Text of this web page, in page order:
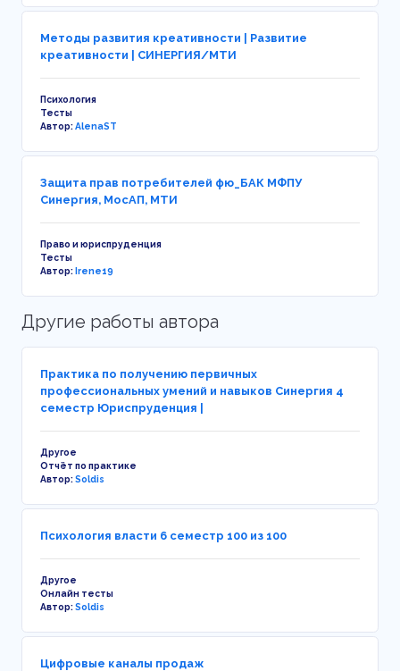
Методы развития креативности | Развитие
креативности | СИНЕРГИЯ/МТИ
Психология
Тесты
Автор:AlenaST
Защита прав потребителей фю_БАК МФПУ
Синергия, МосАП, МТИ
Право и юриспруденция
Тесты
Автор:Irene19
Другие работы автора
Практика по получению первичных
профессиональных умений и навыков Синергия 4
семестр Юриспруденция |
Другое
Отчёт по практике
Автор:Soldis
Психология власти 6 семестр 100 из 100
Другое
Онлайн тесты
Автор:Soldis
Цифровые каналы продаж